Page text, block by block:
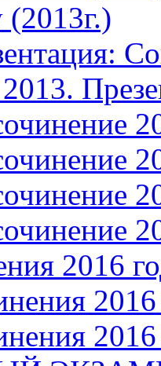
(2013г.)
2016